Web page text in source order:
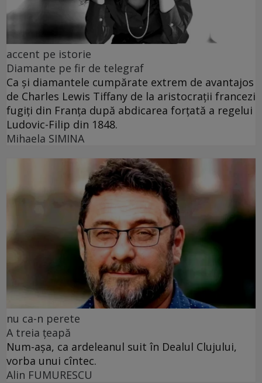
accent pe istorie
Diamante pe fir de telegraf
Ca și diamantele cumpărate extrem de avantajos
de Charles Lewis Tiffany de la aristocrații francezi
fugiți din Franța după abdicarea forțată a regelui
Ludovic-Filip din 1848.
Mihaela SIMINA
nu ca-n perete
A treia țeapă
Num-așa, ca ardeleanul suit în Dealul Clujului,
vorba unui cîntec.
Alin FUMURESCU